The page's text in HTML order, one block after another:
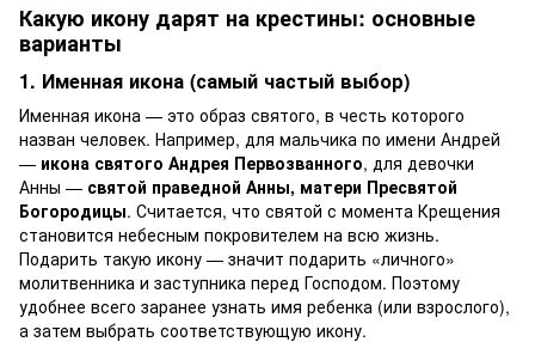
Какую икону дарят на крестины: основные
варианты
1. Именная икона (самый частый выбор)
Именная икона — это образ святого, в честь которого
назван человек. Например, для мальчика по имени Андрей
— икона святого Андрея Первозванного, для девочки
Анны — святой праведной Анны, матери Пресвятой
Богородицы. Считается, что святой с момента Крещения
становится небесным покровителем на всю жизнь.
Подарить такую икону — значит подарить «личного»
молитвенника и заступника перед Господом. Поэтому
удобнее всего заранее узнать имя ребенка (или взрослого),
а затем выбрать соответствующую икону.